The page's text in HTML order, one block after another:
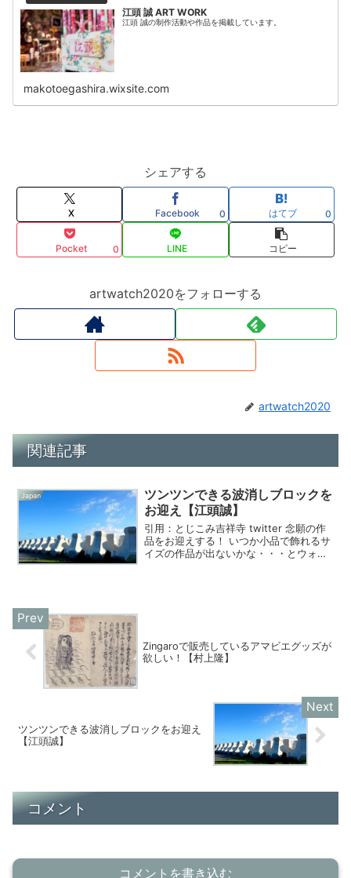
江頭 誠 ART WORK
江頭 誠の制作活動や作品を掲載しています。
makotoegashira.wixsite.com
シェアする
X Facebook 0 はてブ 0
Pocket 0 LINE コピー
artwatch2020をフォローする
artwatch2020
関連記事
Japan
ツンツンできる波消しブロックを
お迎え【江頭誠】
引用：とじこみ吉祥寺 twitter 念願の作
品をお迎えする！ いつか小品で飾れるサ
イズの作品が出ないかな・・・とウォ
Zingaroで販売しているアマビエグッズが
欲しい！【村上隆】
ツンツンできる波消しブロックをお迎え
【江頭誠】
コメント
コメントを書き込む